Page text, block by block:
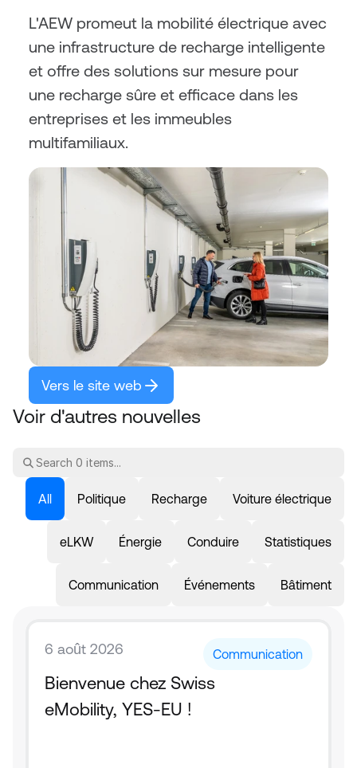
L'AEW promeut la mobilité électrique avec
une infrastructure de recharge intelligente
et offre des solutions sur mesure pour
une recharge sûre et efficace dans les
entreprises et les immeubles
multifamiliaux.
Vers le site web
Voir d'autres nouvelles
All Politique Recharge Voiture électrique
eLKW Énergie Conduire Statistiques
Communication Événements Bâtiment
6 août 2026 Communication
Bienvenue chez Swiss
eMobility, YES-EU !